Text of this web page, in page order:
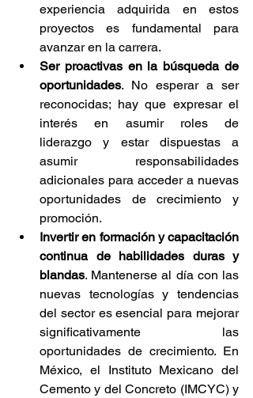
experiencia adquirida en estos
proyectos es fundamental para
avanzar en la carrera.
Ser proactivas en la búsqueda de
oportunidades. No esperar a ser
reconocidas; hay que expresar el
interés en asumir roles de
liderazgo y estar dispuestas a
asumir responsabilidades
adicionales para acceder a nuevas
oportunidades de crecimiento y
promoción.
Invertir en formación y capacitación
continua de habilidades duras y
blandas. Mantenerse al día con las
nuevas tecnologías y tendencias
del sector es esencial para mejorar
significativamente las
oportunidades de crecimiento. En
México, el Instituto Mexicano del
Cemento y del Concreto (IMCYC) y